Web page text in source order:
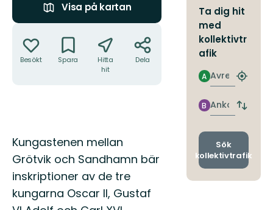
Visa på kartan
Besökt Spara
Hitta
hit
Dela
Beskrivning
Kungastenen mellan
Grötvik och Sandhamn bär
inskriptioner av de tre
kungarna Oscar II, Gustaf
Ta dig hit
med
kollektivtr
afik
Avresa
A
Hitta
Ankomst
B
Byt
och
Sök
kollektivtrafik